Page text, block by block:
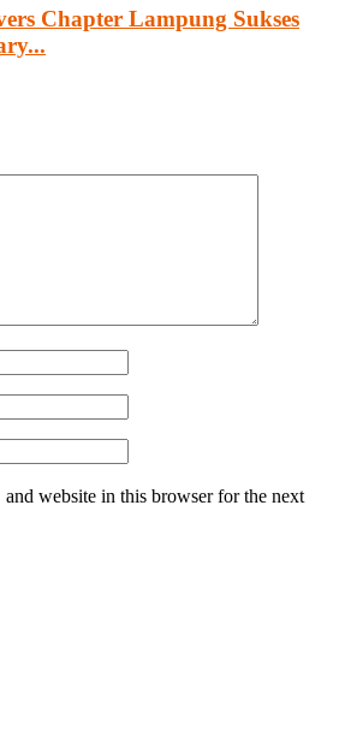
Chapter Lampung Sukses
and website in this browser for the next